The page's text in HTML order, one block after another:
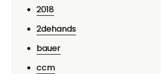
2018
2dehands
bauer
ccm